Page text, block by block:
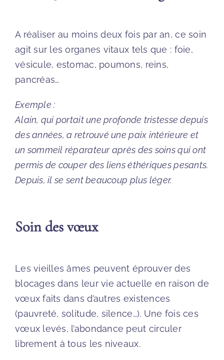
A réaliser au moins deux fois par an, ce soin
agit sur les organes vitaux tels que : foie,
vésicule, estomac, poumons, reins,
pancréas…
Exemple :
Alain, qui portait une profonde tristesse depuis
des années, a retrouvé une paix intérieure et
un sommeil réparateur après des soins qui ont
permis de couper des liens éthériques pesants.
Depuis, il se sent beaucoup plus léger.
Soin des vœux
Les vieilles âmes peuvent éprouver des
blocages dans leur vie actuelle en raison de
vœux faits dans d’autres existences
(pauvreté, solitude, silence…). Une fois ces
vœux levés, l’abondance peut circuler
librement à tous les niveaux.